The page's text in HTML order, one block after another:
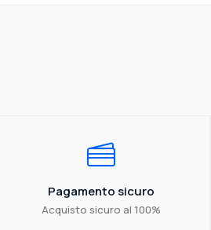
Pagamento sicuro
Acquisto sicuro al 100%